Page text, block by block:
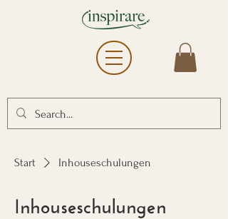
Start Inhouseschulungen
Inhouseschulungen